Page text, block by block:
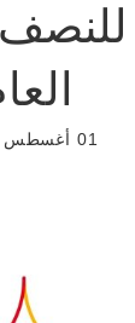
01 أغسطس 2018